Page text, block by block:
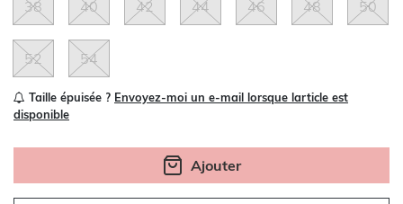
38 40 42 44 46 48 50
52 54
Taille épuisée ? Envoyez-moi un e-mail lorsque larticle est
disponible
Ajouter